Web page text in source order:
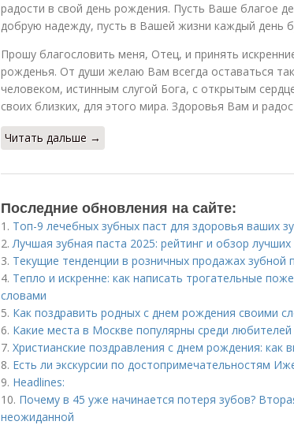
радости в свой день рождения. Пусть Ваше благое
добрую надежду, пусть в Вашей жизни каждый день
Прошу благословить меня, Отец, и принять
рожденья. От души желаю Вам всегда оставаться
человеком, истинным слугой Бога, с открытым
своих близких, для этого мира. Здоровья Вам и
Читать дальше →
Последние обновления на сайте:
1. Топ-9 лечебных зубных паст для здоровья ваших
2.Лучшая зубная паста 2025: рейтинг и обзор
3. Текущие тенденции в розничных продажах зубной
4. Тепло и искренне: как написать трогательные
словами
5. Как поздравить родных с днем рождения своими
6. Какие места в Москве популярны среди
7. Христианские поздравления с днем рождения: как
8. Есть ли экскурсии по достопримечательностям
9. Headlines:
10. Почему в 45 уже начинается потеря зубов?
неожиданной